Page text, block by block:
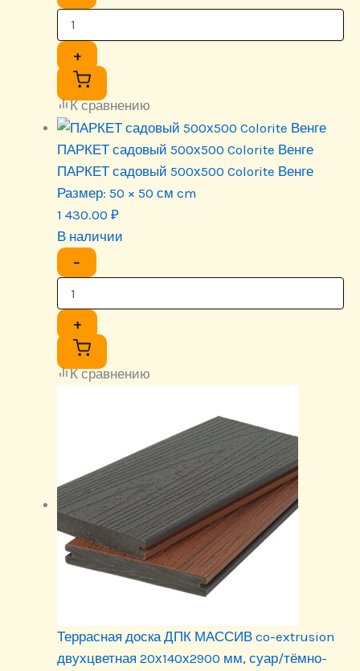
+
К сравнению
ПАРКЕТ садовый 500х500 Colorite Венге
ПАРКЕТ садовый 500х500 Colorite Венге
Размер: 50 × 50 см cm
1 430.00 ₽
В наличии
−
+
К сравнению
Террасная доска ДПК МАССИВ co-extrusion
двухцветная 20х140х2900 мм, суар/тёмно-